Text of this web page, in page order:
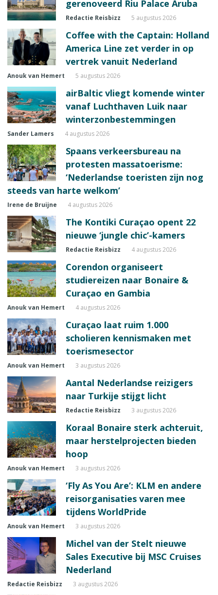
gerenoveerd Riu Palace Aruba
Redactie Reisbizz 5 augustus 2026
Coffee with the Captain: Holland
America Line zet verder in op
vertrek vanuit Nederland
Anouk van Hemert 5 augustus 2026
airBaltic vliegt komende winter
vanaf Luchthaven Luik naar
winterzonbestemmingen
Sander Lamers 4 augustus 2026
Spaans verkeersbureau na
protesten massatoerisme:
‘Nederlandse toeristen zijn nog
steeds van harte welkom’
Irene de Bruijne 4 augustus 2026
The Kontiki Curaçao opent 22
nieuwe ‘jungle chic’-kamers
Redactie Reisbizz 4 augustus 2026
Corendon organiseert
studiereizen naar Bonaire &
Curaçao en Gambia
Anouk van Hemert 4 augustus 2026
Curaçao laat ruim 1.000
scholieren kennismaken met
toerismesector
Anouk van Hemert 3 augustus 2026
Aantal Nederlandse reizigers
naar Turkije stijgt licht
Redactie Reisbizz 3 augustus 2026
Koraal Bonaire sterk achteruit,
maar herstelprojecten bieden
hoop
Anouk van Hemert 3 augustus 2026
‘Fly As You Are’: KLM en andere
reisorganisaties varen mee
tijdens WorldPride
Anouk van Hemert 3 augustus 2026
Michel van der Stelt nieuwe
Sales Executive bij MSC Cruises
Nederland
Redactie Reisbizz 3 augustus 2026